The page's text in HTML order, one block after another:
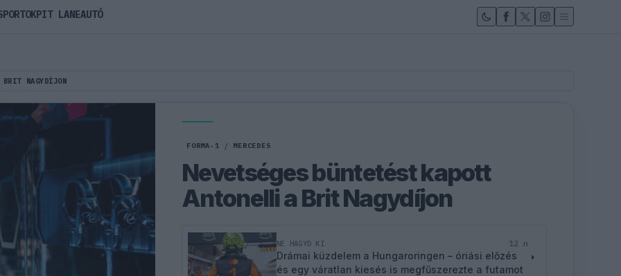
BRIT NAGYDÍJON
FORMA-1 / MERCEDES
Nevetséges büntetést kapott
Antonelli a Brit Nagydíjon
NE HAGYD KI 12 n
Drámai küzdelem a Hungaroringen – óriási előzés
és egy váratlan kiesés is megfűszerezte a futamot
PIT LANEAUTÓ